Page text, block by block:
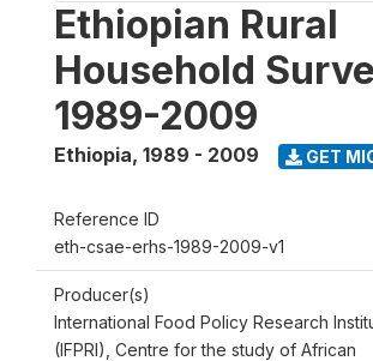
Ethiopian Rural
Household
1989-2009
Ethiopia, 1989 - 2009 GET
Reference ID
eth-csae-erhs-1989-2009-v1
Producer(s)
International Food Policy Research
(IFPRI), Centre for the study of African